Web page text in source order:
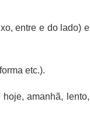
entre e do lado) e
etc.).
amanhã, lento,